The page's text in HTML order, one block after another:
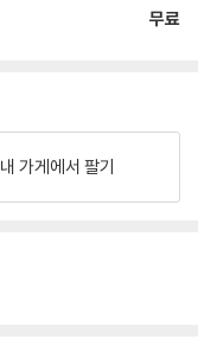
무료
내 가게에서 팔기